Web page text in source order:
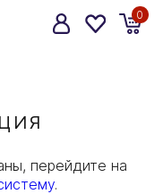
0
перейдите на
.